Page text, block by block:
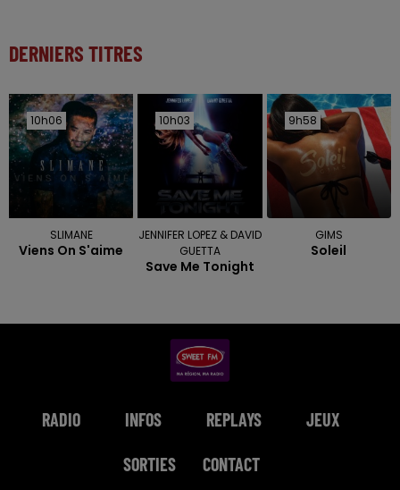
DERNIERS TITRES
10h06
10h06
SLIMANE
Viens On S'aime
10h03
10h03
JENNIFER LOPEZ & DAVID
GUETTA
Save Me Tonight
9h58
9h58
GIMS
Soleil
RADIO INFOS REPLAYS JEUX
SORTIES CONTACT